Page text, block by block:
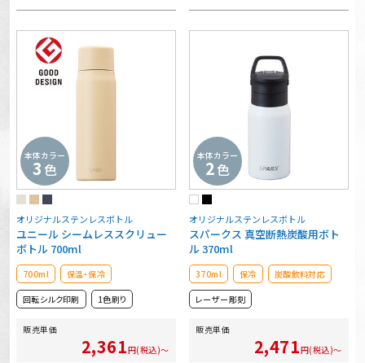
本体カラー
3色
オリジナルステンレスボトル
ユニール シームレススクリュー
ボトル 700ml
700ml 保温・保冷
回転シルク印刷 1色刷り
販売単価
2,361円(税込)～
本体カラー
2色
オリジナルステンレスボトル
スパークス 真空断熱炭酸用ボト
ル 370ml
370ml 保冷 炭酸飲料対応
レーザー彫刻
販売単価
2,471円(税込)～